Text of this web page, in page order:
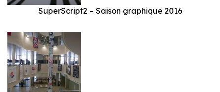
SuperScript2 – Saison graphique 2016